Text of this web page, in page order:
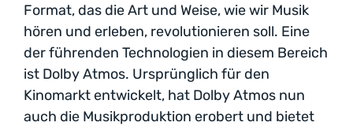
Format, das die Art und Weise, wie wir Musik
hören und erleben, revolutionieren soll. Eine
der führenden Technologien in diesem Bereich
ist Dolby Atmos. Ursprünglich für den
Kinomarkt entwickelt, hat Dolby Atmos nun
auch die Musikproduktion erobert und bietet